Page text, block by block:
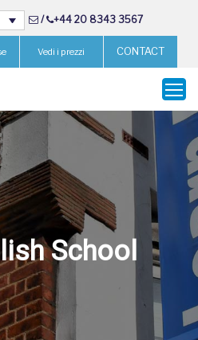
/ +44 20 8343 3567
Vedi i prezzi CONTACT
School